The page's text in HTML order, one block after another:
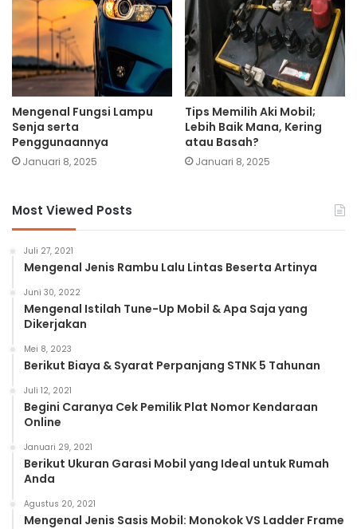
Mengenal Fungsi Lampu
Senja serta
Penggunaannya
Januari 8, 2025
Tips Memilih Aki Mobil;
Lebih Baik Mana, Kering
atau Basah?
Januari 8, 2025
Most Viewed Posts
Juli 27, 2021
Mengenal Jenis Rambu Lalu Lintas Beserta Artinya
Juni 30, 2022
Mengenal Istilah Tune-Up Mobil & Apa Saja yang
Dikerjakan
Mei 8, 2023
Berikut Biaya & Syarat Perpanjang STNK 5 Tahunan
Juli 12, 2021
Begini Caranya Cek Pemilik Plat Nomor Kendaraan
Online
Januari 29, 2021
Berikut Ukuran Garasi Mobil yang Ideal untuk Rumah
Anda
Agustus 20, 2021
Mengenal Jenis Sasis Mobil: Monokok VS Ladder Frame